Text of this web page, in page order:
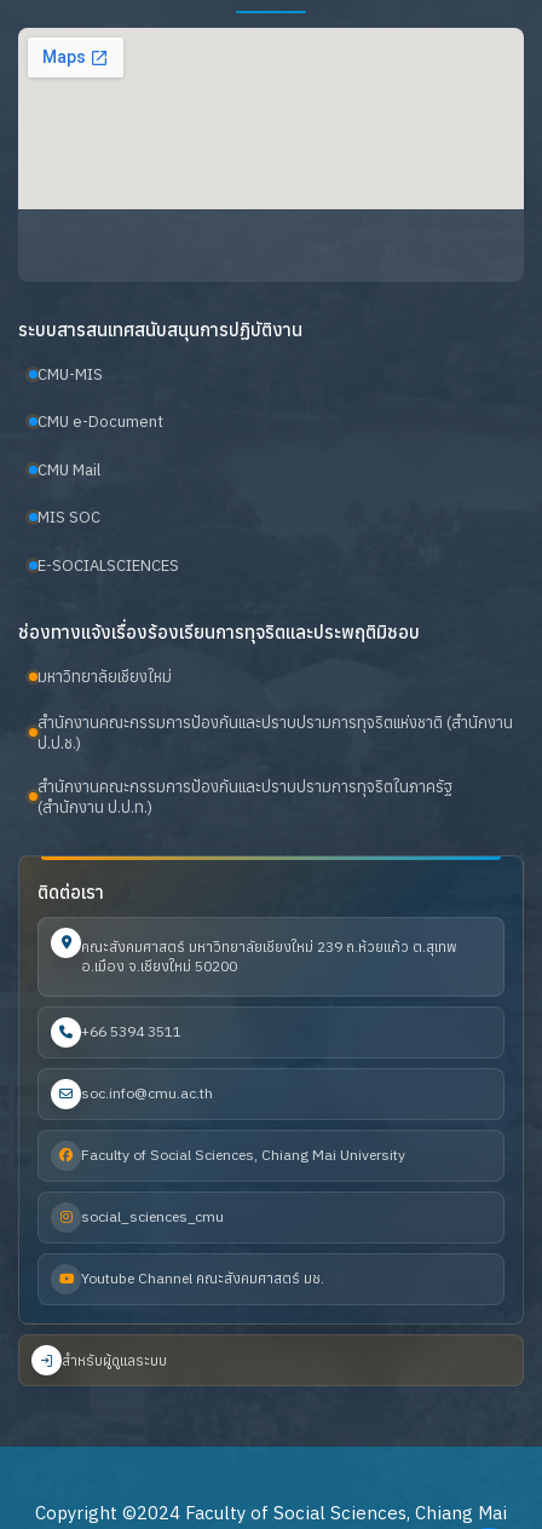
ระบบสารสนเทศสนับสนุนการปฏิบัติงาน
CMU-MIS
CMU e-Document
CMU Mail
MIS SOC
E-SOCIALSCIENCES
ช่องทางแจ้งเรื่องร้องเรียนการทุจริตและประพฤติมิชอบ
มหาวิทยาลัยเชียงใหม่
สำนักงานคณะกรรมการป้องกันและปราบปรามการทุจริตแห่งชาติ (สำนักงาน
ป.ป.ช.)
สำนักงานคณะกรรมการป้องกันและปราบปรามการทุจริตในภาครัฐ
(สำนักงาน ป.ป.ท.)
ติดต่อเรา
คณะสังคมศาสตร์ มหาวิทยาลัยเชียงใหม่ 239 ถ.ห้วยแก้ว ต.สุเทพ
อ.เมือง จ.เชียงใหม่ 50200
+66 5394 3511
soc.info@cmu.ac.th
Faculty of Social Sciences, Chiang Mai University
social_sciences_cmu
Youtube Channel คณะสังคมศาสตร์ มช.
สำหรับผู้ดูแลระบบ
Copyright ©2024 Faculty of Social Sciences, Chiang Mai